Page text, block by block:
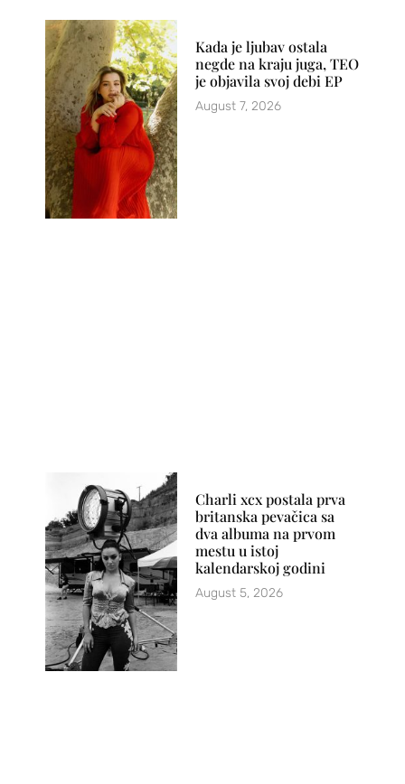
Kada je ljubav ostala
negde na kraju juga, TEO
je objavila svoj debi EP
August 7, 2026
Charli xcx postala prva
britanska pevačica sa
dva albuma na prvom
mestu u istoj
kalendarskoj godini
August 5, 2026